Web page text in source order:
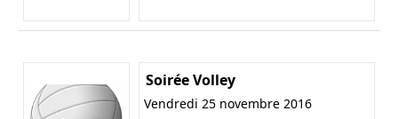
Soirée Volley
Vendredi 25 novembre 2016